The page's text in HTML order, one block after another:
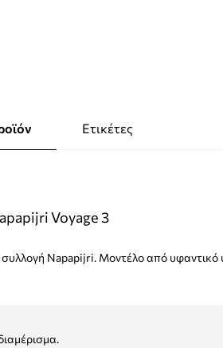
Ετικέτες
Voyage 3
Napapijri. Μοντέλο από υφαντικό